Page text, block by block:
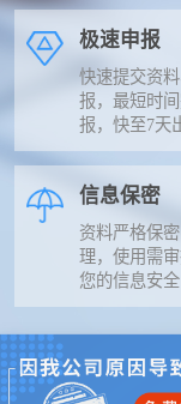
极速申报
快速提交资
报，最短时
报，快至7天
信息保密
资料严格保
理，使用需
您的信息安全